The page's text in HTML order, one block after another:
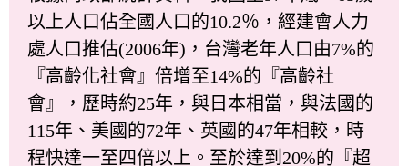
以上人口佔全國人口的10.2％，經建會人力
處人口推估(2006年)，台灣老年人口由7%的
『高齡化社會』倍增至14%的『高齡社
會』，歷時約25年，與日本相當，與法國的
115年、美國的72年、英國的47年相較，時
程快達一至四倍以上。至於達到20%的『超